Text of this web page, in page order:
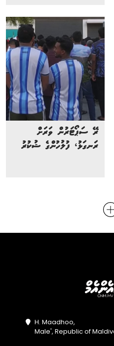
ރޭ ސަޕޯޓަރުން ވަރަށް
ރަނގަޅު، ފުލުހުންގެ ޝުކުރު
H. Maadhoo,
Male', Republic of